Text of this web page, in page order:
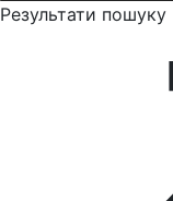
Результати пошуку